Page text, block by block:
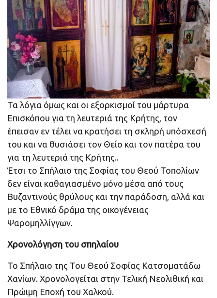
Τα λόγια όμως και οι εξορκισμοί του μάρτυρα
Επισκόπου για τη λευτεριά της Κρήτης, τον
έπεισαν εν τέλει να κρατήσει τη σκληρή υπόσχεσή
του και να θυσιάσει τον Θείο και τον πατέρα του
για τη λευτεριά της Κρήτης..
Έτσι το Σπήλαιο της Σοφίας του Θεού Τοπολίων
δεν είναι καθαγιασμένο μόνο μέσα από τους
Βυζαντινούς θρύλους και την παράδοση, αλλά και
με το Εθνικό δράμα της οικογένειας
Ψαρομηλλίγγων.
Χρονολόγηση του σπηλαίου
To Σπήλαιο της Του Θεού Σοφίας Κατσοματάδω
Χανίων. Χρονολογείται στην Τελική Νεολιθική και
Πρώιμη Εποχή του Χαλκού.